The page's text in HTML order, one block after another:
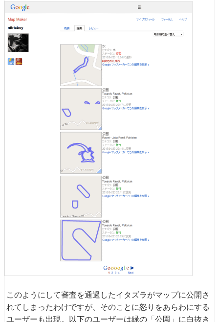
このようにして審査を通過したイタズラがマップに公開さ
れてしまったわけですが、そのことに怒りをあらわにする
ユーザーも出現。以下のユーザーは緑の「公園」に白抜き